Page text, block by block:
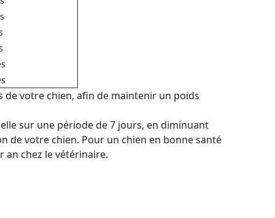
votre chien, afin de maintenir un poids
sur une période de 7 jours, en diminuant
de votre chien. Pour un chien en bonne santé
an chez le vétérinaire.